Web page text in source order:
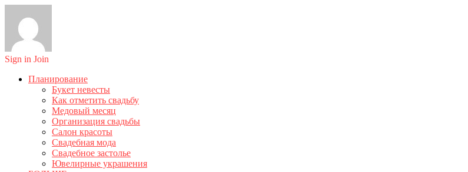
Sign in Join
Планирование
Букет невесты
Как отметить свадьбу
Медовый месяц
Организация свадьбы
Салон красоты
Свадебная мода
Свадебное застолье
Ювелирные украшения